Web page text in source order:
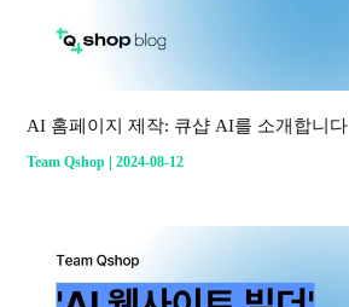
AI 홈페이지 제작: 큐샵 AI를 소개합니다
Team Qshop |2024-08-12